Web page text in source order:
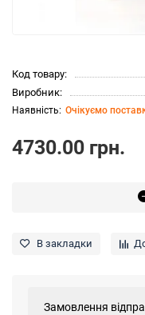
Код товару:
Виробник:
Очікуємо
4730.00 грн.
В закладки
Замовлення